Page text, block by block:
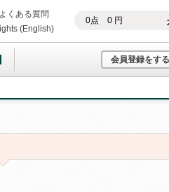
0点 0円
くある質問
(English)
会員登録をする